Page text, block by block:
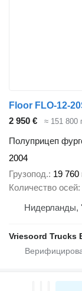
Floor FLO-12-
2 950 €
≈ 151 800
Полуприцеп
2004
Грузопод. 19 760
Количество осей
Нидерланды,
Vriesoord Trucks